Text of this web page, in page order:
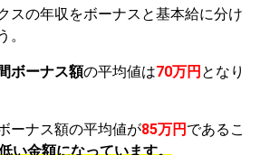
スの年収をボーナスと基本給に分け
。
ボーナス額の平均値は70万円 となり
ーナス額の平均値が85万円 であるこ
い金額になっています。